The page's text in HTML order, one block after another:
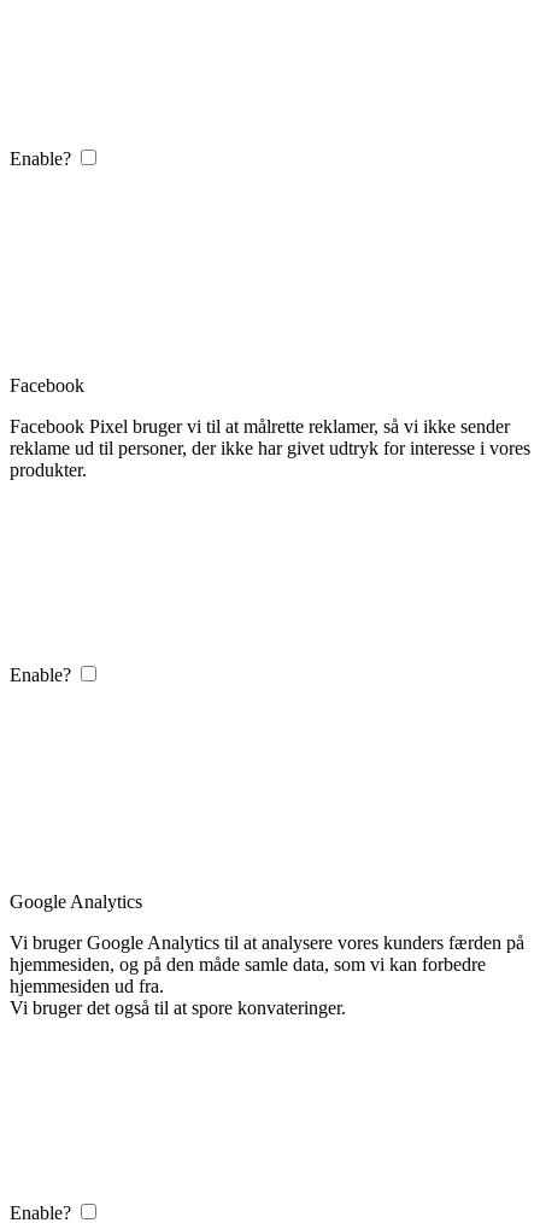
Enable?
Facebook
Facebook Pixel bruger vi til at målrette reklamer, så vi ikke sender
reklame ud til personer, der ikke har givet udtryk for interesse i vores
produkter.
Enable?
Google Analytics
Vi bruger Google Analytics til at analysere vores kunders færden på
hjemmesiden, og på den måde samle data, som vi kan forbedre
hjemmesiden ud fra.
Vi bruger det også til at spore konvateringer.
Enable?